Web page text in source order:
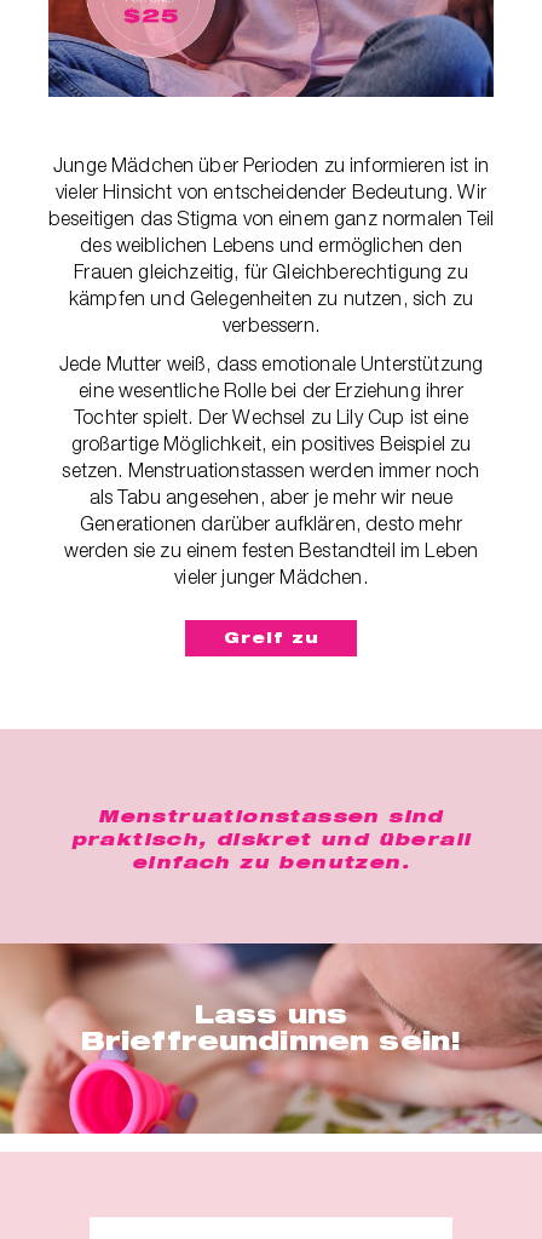
Junge Mädchen über Perioden zu informieren ist in
vieler Hinsicht von entscheidender Bedeutung. Wir
beseitigen das Stigma von einem ganz normalen Teil
des weiblichen Lebens und ermöglichen den
Frauen gleichzeitig, für Gleichberechtigung zu
kämpfen und Gelegenheiten zu nutzen, sich zu
verbessern.
Jede Mutter weiß, dass emotionale Unterstützung
eine wesentliche Rolle bei der Erziehung ihrer
Tochter spielt. Der Wechsel zu Lily Cup ist eine
großartige Möglichkeit, ein positives Beispiel zu
setzen. Menstruationstassen werden immer noch
als Tabu angesehen, aber je mehr wir neue
Generationen darüber aufklären, desto mehr
werden sie zu einem festen Bestandteil im Leben
vieler junger Mädchen.
Greif zu
Menstruationstassen sind
praktisch, diskret und überall
einfach zu benutzen.
Lass uns
Brieffreundinnen sein!